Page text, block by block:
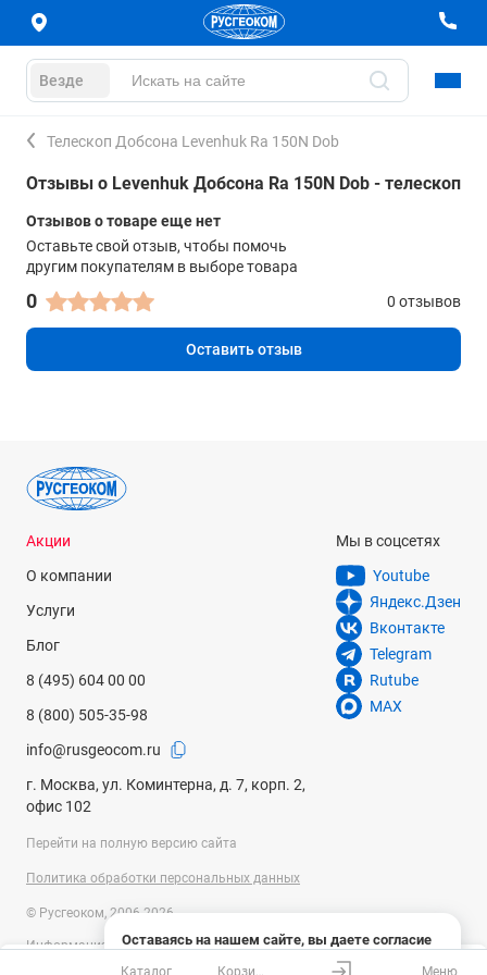
Везде
Телескоп Добсона Levenhuk Ra 150N Dob
Отзывы о Levenhuk Добсона Ra 150N Dob - телескоп
Отзывов о товаре еще нет
Оставьте свой отзыв, чтобы помочь
другим покупателям в выборе товара
0 0 отзывов
Оставить отзыв
Оставаясь на нашем сайте, вы даете согласие
на использование файлов cookies и сбор данных
Акции
О компании
Услуги
Блог
8 (495) 604 00 00
8 (800) 505-35-98
info@rusgeocom.ru
г. Москва, ул. Коминтерна, д. 7, корп. 2,
офис 102
Мы в соцсетях
Youtube
Яндекс.Дзен
Вконтакте
Telegram
Rutube
MAX
Перейти на полную версию сайта
Политика обработки персональных данных
© Русгеоком, 2006-2026
Информация на сайте носит справочный характер и не является
публичной офертой, определяемой положениями Статьи 437
Каталог Меню